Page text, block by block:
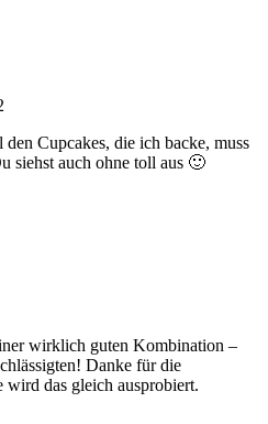
Cupcakes, die ich backe, muss
siehst auch ohne toll aus 🙂
wirklich guten Kombination –
Danke für die
wird das gleich ausprobiert.